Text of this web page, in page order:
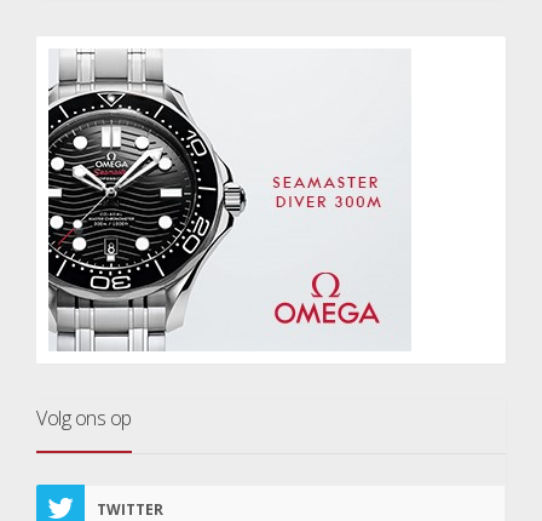
Volg ons op
TWITTER